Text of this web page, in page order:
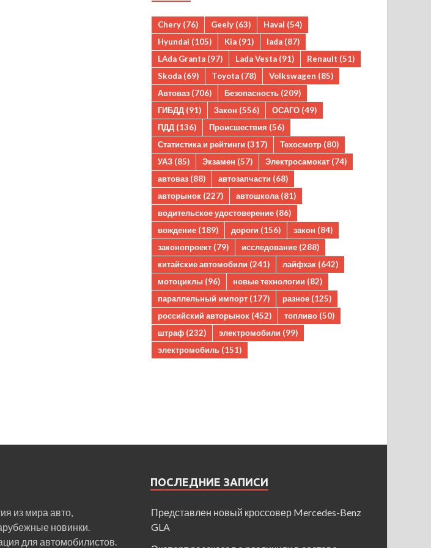
Chery (76) Geely (63) Haval (54)
Hyundai (105) Kia (91) lada (87)
LAda Granta (97) Lada Vesta (91) Renault (51)
Skoda (69) Toyota (78) Volkswagen (85)
Автоваз (706) Безопасность (209)
ГИБДД (91) Закон (556) ОСАГО (49)
ПДД (136) Происшествия (56)
Статистика и рейтинги (317) Техосмотр (80)
УАЗ (85) Экзамен (57) Электросамокат (74)
автоваз (88) автозапчасти (68)
авторынок (227) автошкола (81)
водительское удостоверение (86)
вождение (189) дороги (156) закон (84)
законопроект (79) исследование (288)
китайские автомобили (241) лайфхак (642)
мотоциклы (96) новые технологии (82)
параллельный импорт (177) разное (125)
российский авторынок (452) топливо (50)
штраф (232) электромобили (99)
электромобиль (151)
из мира авто,
новинки.
для автомобилистов.
ПОСЛЕДНИЕ ЗАПИСИ
Представлен новый кроссовер Mercedes-Benz
GLA